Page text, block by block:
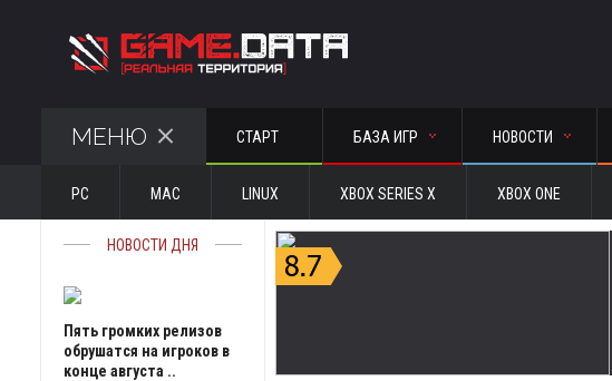
МЕНЮ СТАРТ БАЗА ИГР НОВОСТИ
PC MAC LINUX XBOX SERIES X XBOX ONE
НОВОСТИ ДНЯ
Пять громких релизов
обрушатся на игроков в
конце августа ..